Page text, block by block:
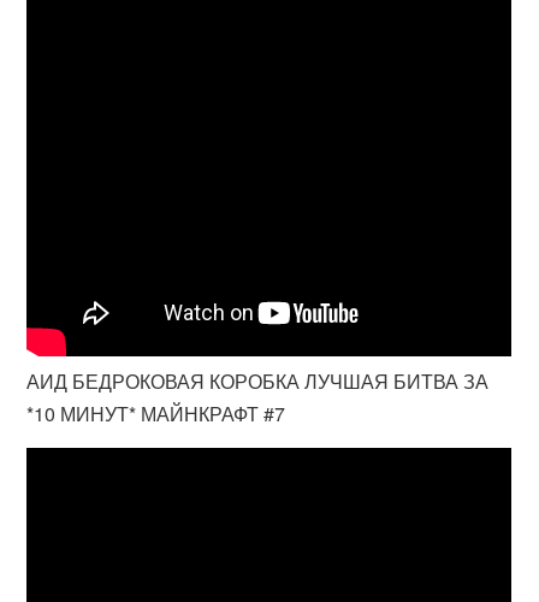
АИД БЕДРОКОВАЯ КОРОБКА ЛУЧШАЯ БИТВА ЗА
*10 МИНУТ* МАЙНКРАФТ #7